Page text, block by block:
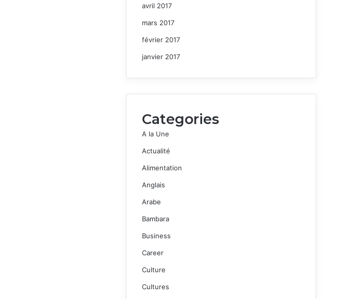
avril 2017
mars 2017
février 2017
janvier 2017
Categories
A la Une
Actualité
Alimentation
Anglais
Arabe
Bambara
Business
Career
Culture
Cultures